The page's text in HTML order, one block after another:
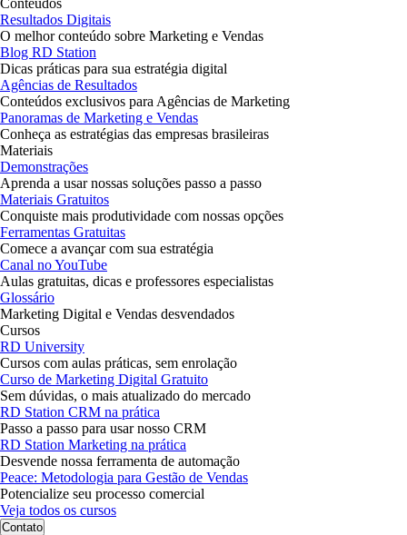
Conteúdos
Resultados Digitais
O melhor conteúdo sobre Marketing e Vendas
Blog RD Station
Dicas práticas para sua estratégia digital
Agências de Resultados
Conteúdos exclusivos para Agências de Marketing
Panoramas de Marketing e Vendas
Conheça as estratégias das empresas brasileiras
Materiais
Demonstrações
Aprenda a usar nossas soluções passo a passo
Materiais Gratuitos
Conquiste mais produtividade com nossas opções
Ferramentas Gratuitas
Comece a avançar com sua estratégia
Canal no YouTube
Aulas gratuitas, dicas e professores especialistas
Glossário
Marketing Digital e Vendas desvendados
Cursos
RD University
Cursos com aulas práticas, sem enrolação
Curso de Marketing Digital Gratuito
Sem dúvidas, o mais atualizado do mercado
RD Station CRM na prática
Passo a passo para usar nosso CRM
RD Station Marketing na prática
Desvende nossa ferramenta de automação
Peace: Metodologia para Gestão de Vendas
Potencialize seu processo comercial
Veja todos os cursos
Contato